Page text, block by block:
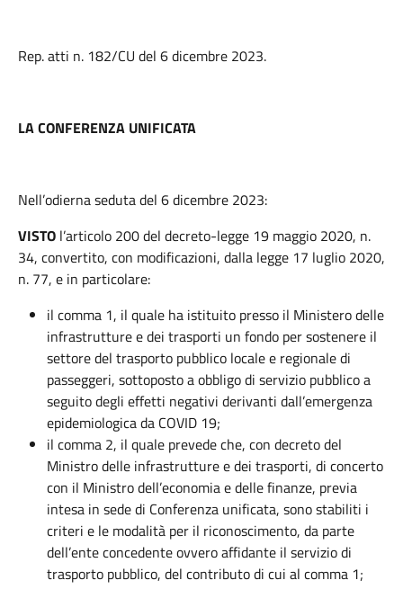
Rep. atti n. 182/CU del 6 dicembre 2023.
LA CONFERENZA UNIFICATA
Nell’odierna seduta del 6 dicembre 2023:
VISTO l’articolo 200 del decreto-legge 19 maggio 2020, n.
34, convertito, con modificazioni, dalla legge 17 luglio 2020,
n. 77, e in particolare:
il comma 1, il quale ha istituito presso il Ministero delle
infrastrutture e dei trasporti un fondo per sostenere il
settore del trasporto pubblico locale e regionale di
passeggeri, sottoposto a obbligo di servizio pubblico a
seguito degli effetti negativi derivanti dall’emergenza
epidemiologica da COVID 19;
il comma 2, il quale prevede che, con decreto del
Ministro delle infrastrutture e dei trasporti, di concerto
con il Ministro dell’economia e delle finanze, previa
intesa in sede di Conferenza unificata, sono stabiliti i
criteri e le modalità per il riconoscimento, da parte
dell’ente concedente ovvero affidante il servizio di
trasporto pubblico, del contributo di cui al comma 1;